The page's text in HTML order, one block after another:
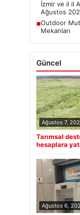
İzmir ve il il
Ağustos
■Outdoor
Mekanları
Güncel
Ağustos 7,
Tarımsal
hesaplara
Ağustos 6,